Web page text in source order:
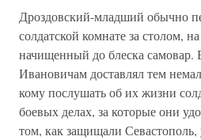
Дроздовский-младший обычно
солдатской комнате за столом,
начищенный до блеска самовар.
Ивановичам доставлял тем
кому послушать об их жизни
боевых делах, за которые они
том, как защищали